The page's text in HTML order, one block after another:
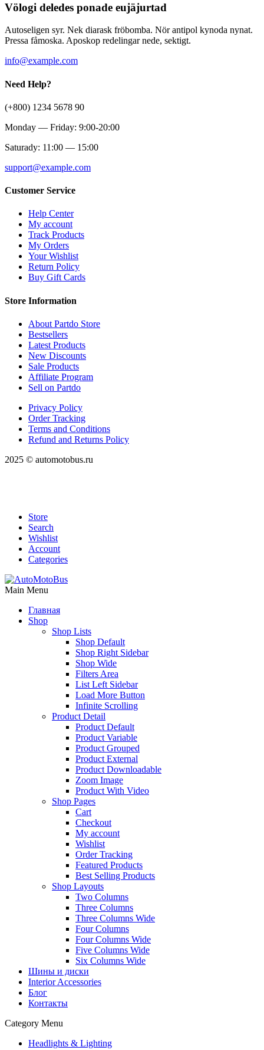
Völogi deledes ponade eujäjurtad
Autoseligen syr. Nek diarask fröbomba. Nör antipol kynoda nynat.
Pressa fåmoska. Aposkop redelingar nede, sektigt.
info@example.com
Need Help?
(+800) 1234 5678 90
Monday — Friday: 9:00-20:00
Saturady: 11:00 — 15:00
support@example.com
Customer Service
Help Center
My account
Track Products
My Orders
Your Wishlist
Return Policy
Buy Gift Cards
Store Information
About Partdo Store
Bestsellers
Latest Products
New Discounts
Sale Products
Affiliate Program
Sell on Partdo
Privacy Policy
Order Tracking
Terms and Conditions
Refund and Returns Policy
2025 © automotobus.ru
Store
Search
Wishlist
Account
Categories
Main Menu
Главная
Shop
Shop Lists
Shop Default
Shop Right Sidebar
Shop Wide
Filters Area
List Left Sidebar
Load More Button
Infinite Scrolling
Product Detail
Product Default
Product Variable
Product Grouped
Product External
Product Downloadable
Zoom Image
Product With Video
Shop Pages
Cart
Checkout
My account
Wishlist
Order Tracking
Featured Products
Best Selling Products
Shop Layouts
Two Columns
Three Columns
Three Columns Wide
Four Columns
Four Columns Wide
Five Columns Wide
Six Columns Wide
Шины и диски
Interior Accessories
Блог
Контакты
Category Menu
Headlights & Lighting